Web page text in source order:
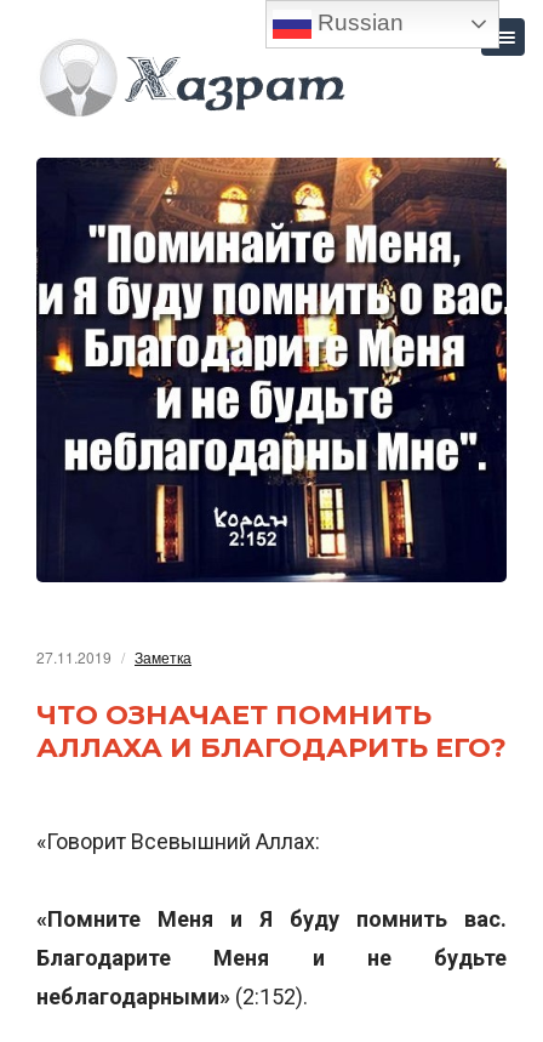
27.11.2019 Заметка
ЧТО ОЗНАЧАЕТ ПОМНИТЬ
АЛЛАХА И БЛАГОДАРИТЬ ЕГО?
«Говорит Всевышний Аллах:
«Помните Меня и Я буду помнить вас.
Благодарите Меня и не будьте
неблагодарными» (2:152).
Russian